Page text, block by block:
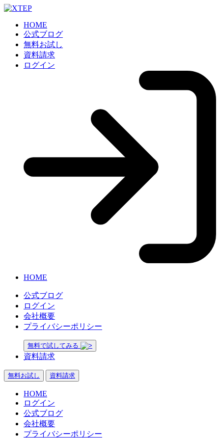
HOME
公式ブログ
無料お試し
資料請求
ログイン
HOME
公式ブログ
ログイン
会社概要
プライバシーポリシー
無料で試してみる
資料請求
無料お試し 資料請求
HOME
ログイン
公式ブログ
会社概要
プライバシーポリシー